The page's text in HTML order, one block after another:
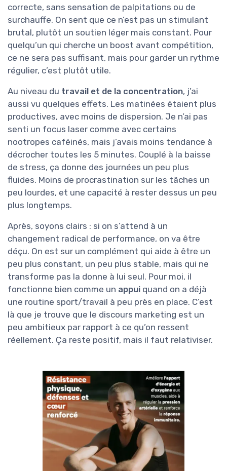
correcte, sans sensation de palpitations ou de
surchauffe. On sent que ce n’est pas un stimulant
brutal, plutôt un soutien léger mais constant. Pour
quelqu’un qui cherche un boost avant compétition,
ce ne sera pas suffisant, mais pour garder un rythme
régulier, c’est plutôt utile.
Au niveau du travail et de la concentration, j’ai
aussi vu quelques effets. Les matinées étaient plus
productives, avec moins de dispersion. Je n’ai pas
senti un focus laser comme avec certains
nootropes caféinés, mais j’avais moins tendance à
décrocher toutes les 5 minutes. Couplé à la baisse
de stress, ça donne des journées un peu plus
fluides. Moins de procrastination sur les tâches un
peu lourdes, et une capacité à rester dessus un peu
plus longtemps.
Après, soyons clairs : si on s’attend à un
changement radical de performance, on va être
déçu. On est sur un complément qui aide à être un
peu plus constant, un peu plus stable, mais qui ne
transforme pas la donne à lui seul. Pour moi, il
fonctionne bien comme un appui quand on a déjà
une routine sport/travail à peu près en place. C’est
là que je trouve que le discours marketing est un
peu ambitieux par rapport à ce qu’on ressent
réellement. Ça reste positif, mais il faut relativiser.